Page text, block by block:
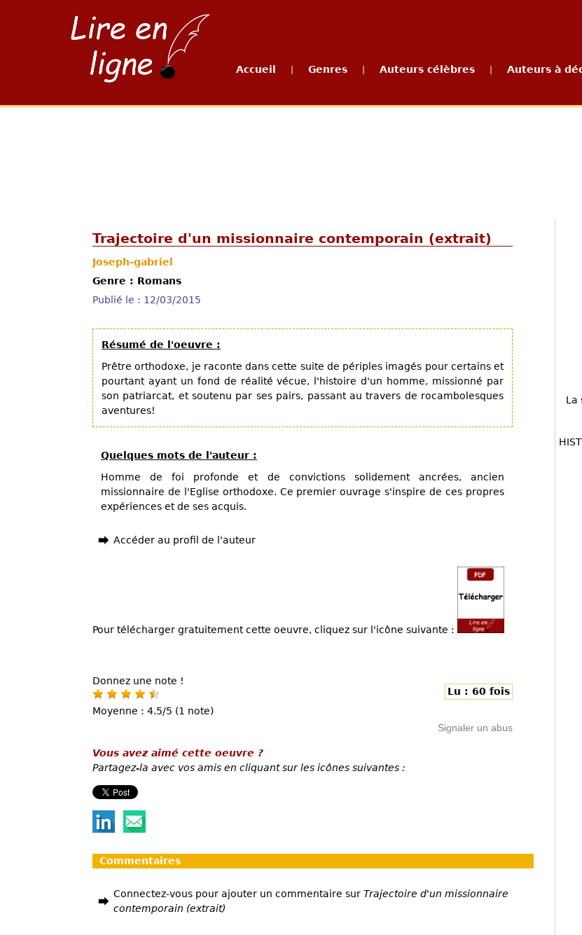
Accueil Genres Auteurs célèbres Auteurs à
Trajectoire d'un missionnaire contemporain (extrait)
Joseph-gabriel
Genre : Romans
Publié le : 12/03/2015
Résumé de l'oeuvre :
Prêtre orthodoxe, je raconte dans cette suite de périples imagés pour certains et
pourtant ayant un fond de réalité vécue, l'histoire d'un homme, missionné par
son patriarcat, et soutenu par ses pairs, passant au travers de rocambolesques
aventures!
Quelques mots de l'auteur :
Homme de foi profonde et de convictions solidement ancrées, ancien
missionnaire de l'Eglise orthodoxe. Ce premier ouvrage s'inspire de ces propres
expériences et de ses acquis.
Accéder au profil de l'auteur
Pour télécharger gratuitement cette oeuvre, cliquez sur l'icône suivante :
Donnez une note !
Moyenne : 4.5/5 (1 note)
Lu : 60 fois
Signaler un abus
Vous avez aimé cette oeuvre ?
Partagez-la avec vos amis en cliquant sur les icônes suivantes :
Commentaires
Connectez-vous pour ajouter un commentaire sur Trajectoire d'un missionnaire
contemporain (extrait)
La